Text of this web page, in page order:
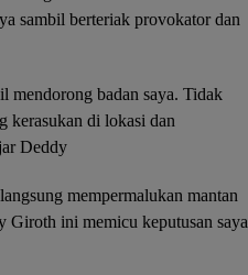
sambil berteriak provokator dan
mendorong badan saya. Tidak
kerasukan di lokasi dan
Deddy
mempermalukan mantan
ini memicu keputusan saya